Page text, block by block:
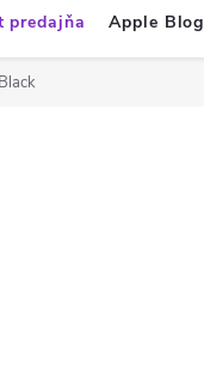
predajňa Apple Blog